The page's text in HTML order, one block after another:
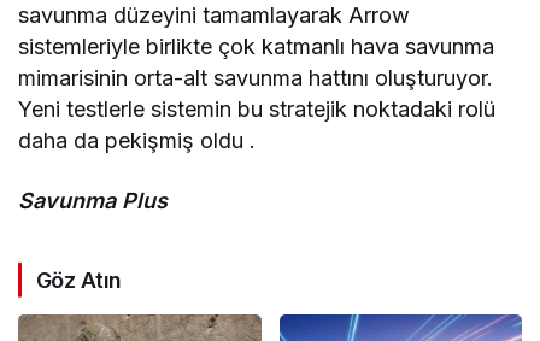
savunma düzeyini tamamlayarak Arrow
sistemleriyle birlikte çok katmanlı hava savunma
mimarisinin orta-alt savunma hattını oluşturuyor.
Yeni testlerle sistemin bu stratejik noktadaki rolü
daha da pekişmiş oldu .
Savunma Plus
Göz Atın